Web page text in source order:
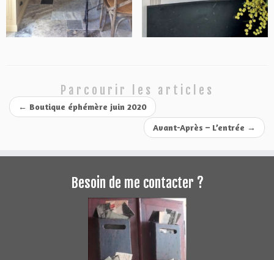
Parcourir les articles
← Boutique éphémère juin 2020
Avant-Après – L’entrée →
Besoin de me contacter ?